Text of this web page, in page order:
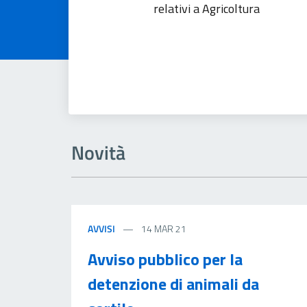
relativi a Agricoltura
Novità
AVVISI 14 MAR 21
Avviso pubblico per la
detenzione di animali da